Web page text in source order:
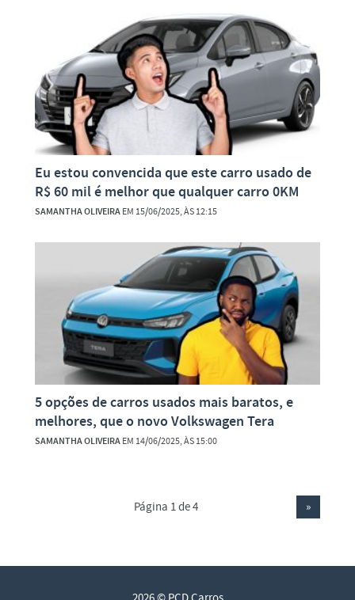
Eu estou convencida que este carro usado de
R$ 60 mil é melhor que qualquer carro 0KM
SAMANTHA OLIVEIRAEM 15/06/2025, ÀS 12:15
5 opções de carros usados mais baratos, e
melhores, que o novo Volkswagen Tera
SAMANTHA OLIVEIRAEM 14/06/2025, ÀS 15:00
Página 1 de 4 »